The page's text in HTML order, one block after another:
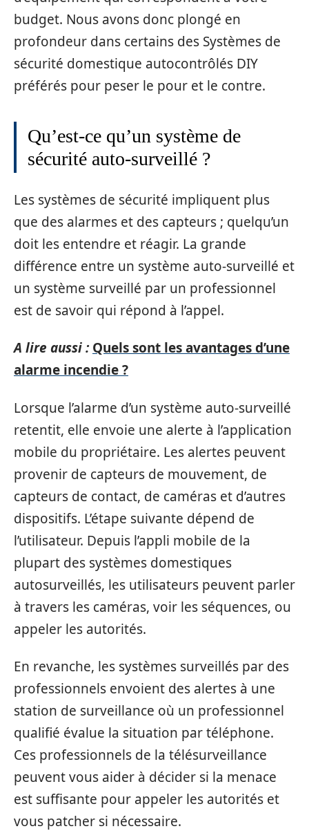
budget. Nous avons donc plongé en
profondeur dans certains des Systèmes de
sécurité domestique autocontrôlés DIY
préférés pour peser le pour et le contre.
Qu’est-ce qu’un système de
sécurité auto-surveillé ?
Les systèmes de sécurité impliquent plus
que des alarmes et des capteurs ; quelqu’un
doit les entendre et réagir. La grande
différence entre un système auto-surveillé et
un système surveillé par un professionnel
est de savoir qui répond à l’appel.
A lire aussi : Quels sont les avantages d’une
alarme incendie ?
Lorsque l’alarme d’un système auto-surveillé
retentit, elle envoie une alerte à l’application
mobile du propriétaire. Les alertes peuvent
provenir de capteurs de mouvement, de
capteurs de contact, de caméras et d’autres
dispositifs. L’étape suivante dépend de
l’utilisateur. Depuis l’appli mobile de la
plupart des systèmes domestiques
autosurveillés, les utilisateurs peuvent parler
à travers les caméras, voir les séquences, ou
appeler les autorités.
En revanche, les systèmes surveillés par des
professionnels envoient des alertes à une
station de surveillance où un professionnel
qualifié évalue la situation par téléphone.
Ces professionnels de la télésurveillance
peuvent vous aider à décider si la menace
est suffisante pour appeler les autorités et
vous patcher si nécessaire.